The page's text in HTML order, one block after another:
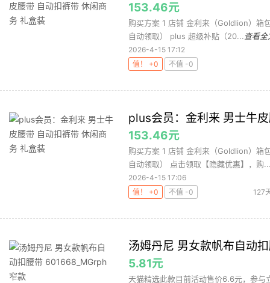
153.46元
购买方案 1 店铺 金利来（Goldlion）箱
自动领取） plus 超级补贴（20... 查看全
2026-4-15 17:12
值！ +0
不值 -0
plus会员：金利来 男士牛
153.46元
购买方案 1 店铺 金利来（Goldlion）箱
自动领取） 点击领取【隐藏优惠】，购
2026-4-15 17:06
值！ +0
不值 -0 127
汤姆丹尼 男女款帆布自动
5.81元
天猫精选此款目前活动售价6.6元，参